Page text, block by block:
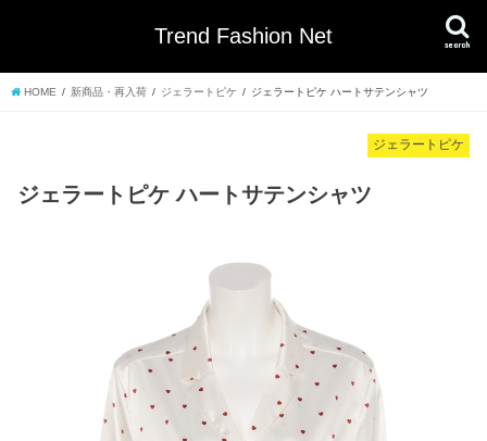
Trend Fashion Net search
HOME 新商品・再入荷 ジェラートピケ ジェラートピケ ハートサテンシャツ
ジェラートピケ
ジェラートピケ ハートサテンシャツ